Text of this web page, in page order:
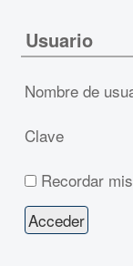
Usuario
Nombre de
Clave
Recordar